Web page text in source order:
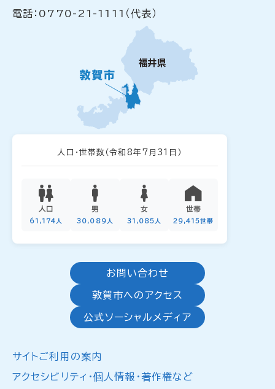
電話：0770-21-1111（代表）
人口・世帯数 （令和8年7月31日）
人口
61,174人
男
30,089人
女
31,085人
世帯
29,415世帯
お問い合わせ
敦賀市へのアクセス
公式ソーシャルメディア
サイトご利用の案内
アクセシビリティ・個人情報・著作権など